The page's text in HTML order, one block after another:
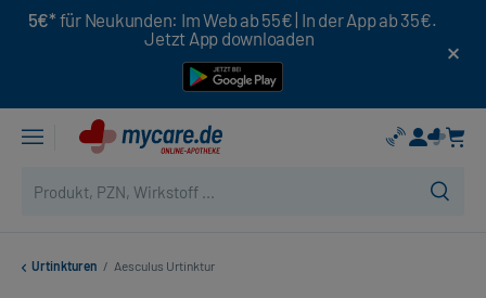
5€* für Neukunden: Im Web ab 55€ | In der App ab 35€.
Jetzt App downloaden
Urtinkturen / Aesculus Urtinktur